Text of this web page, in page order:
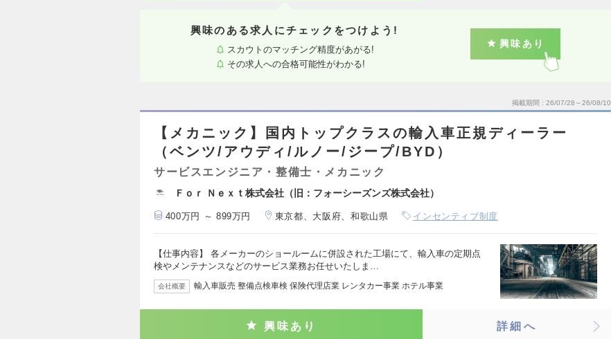
興味のある求人にチェックをつけよう!
スカウトのマッチング精度があがる!
その求人への合格可能性がわかる!
興味あり
掲載期間 26/07/28～26/08/10
【メカニック】国内トップクラスの輸入車正規ディーラー
（ベンツ/アウディ/ルノー/ジープ/BYD）
サービスエンジニア・整備士・メカニック
Ｆｏｒ Ｎｅｘｔ株式会社（旧：フォーシーズンズ株式会社）
400万円 ～ 899万円 東京都、大阪府、和歌山県 インセンティブ制度
【仕事内容】 各メーカーのショールームに併設された工場にて、輸入車の定期点
検やメンテナンスなどのサービス業務お任せいたしま…
会社概要 輸入車販売 整備点検車検 保険代理店業 レンタカー事業 ホテル事業
興味あり 詳細へ